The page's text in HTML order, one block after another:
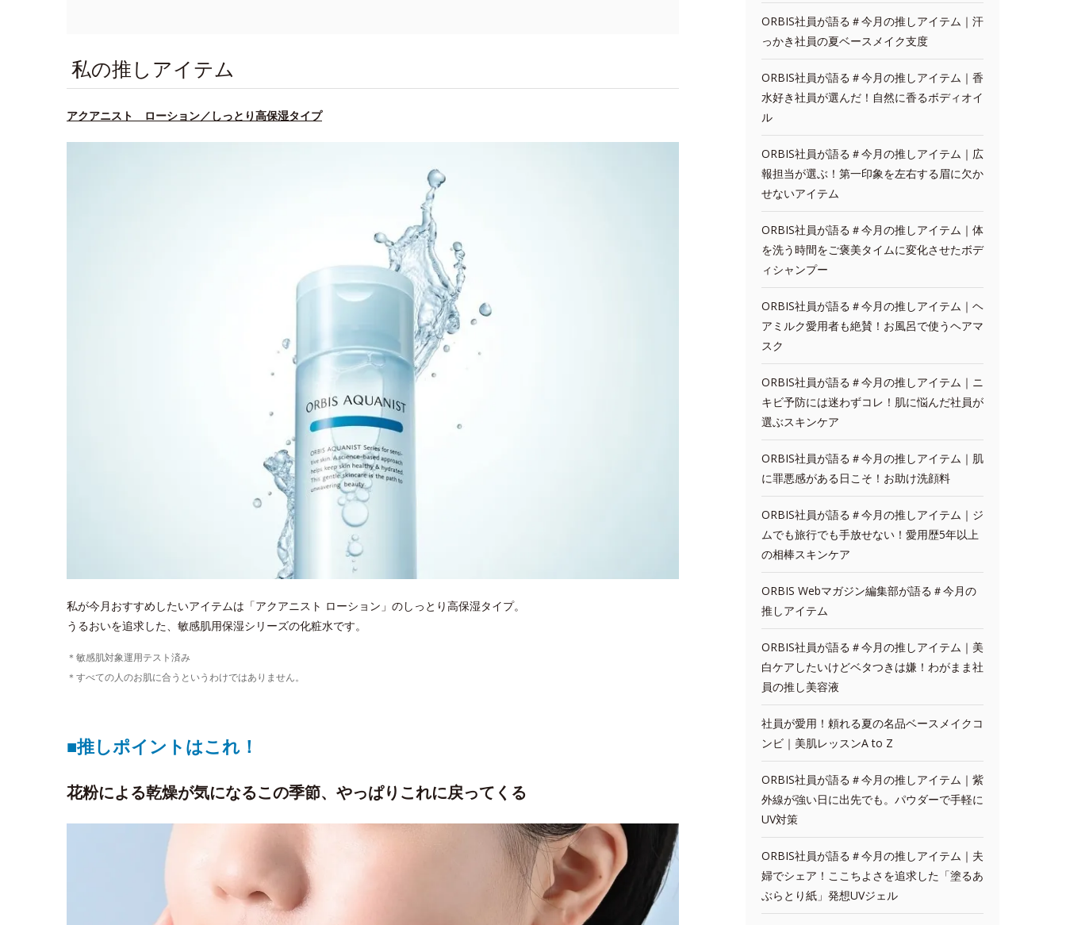
私の推しアイテム
アクアニスト ローション／しっとり高保湿タイプ
私が今月おすすめしたいアイテムは「アクアニスト ローション」のしっとり高保湿タイプ。
うるおいを追求した、敏感肌用保湿シリーズの化粧水です。
＊敏感肌対象運用テスト済み
＊すべての人のお肌に合うというわけではありません。
■推しポイントはこれ！
花粉による乾燥が気になるこの季節、やっぱりこれに戻ってくる
ORBIS社員が語る＃今月の推しアイテム｜汗
っかき社員の夏ベースメイク支度
ORBIS社員が語る＃今月の推しアイテム｜香
水好き社員が選んだ！自然に香るボディオイ
ル
ORBIS社員が語る＃今月の推しアイテム｜広
報担当が選ぶ！第一印象を左右する眉に欠か
せないアイテム
ORBIS社員が語る＃今月の推しアイテム｜体
を洗う時間をご褒美タイムに変化させたボデ
ィシャンプー
ORBIS社員が語る＃今月の推しアイテム｜ヘ
アミルク愛用者も絶賛！お風呂で使うヘアマ
スク
ORBIS社員が語る＃今月の推しアイテム｜ニ
キビ予防には迷わずコレ！肌に悩んだ社員が
選ぶスキンケア
ORBIS社員が語る＃今月の推しアイテム｜肌
に罪悪感がある日こそ！お助け洗顔料
ORBIS社員が語る＃今月の推しアイテム｜ジ
ムでも旅行でも手放せない！愛用歴5年以上
の相棒スキンケア
ORBIS Webマガジン編集部が語る＃今月の
推しアイテム
ORBIS社員が語る＃今月の推しアイテム｜美
白ケアしたいけどベタつきは嫌！わがまま社
員の推し美容液
社員が愛用！頼れる夏の名品ベースメイクコ
ンビ｜美肌レッスンA to Z
ORBIS社員が語る＃今月の推しアイテム｜紫
外線が強い日に出先でも。パウダーで手軽に
UV対策
ORBIS社員が語る＃今月の推しアイテム｜夫
婦でシェア！ここちよさを追求した「塗るあ
ぶらとり紙」発想UVジェル